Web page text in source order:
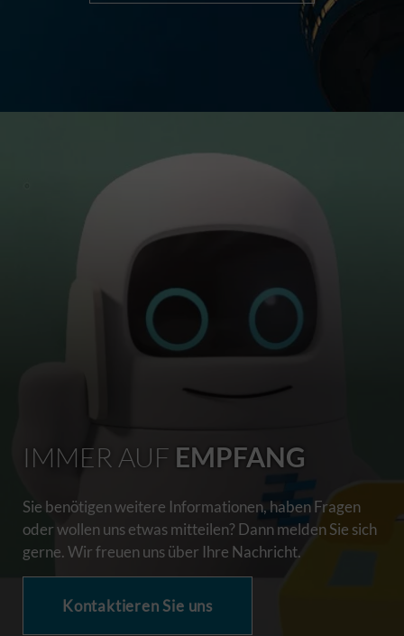
IMMER AUF EMPFANG
Sie benötigen weitere Informationen, haben Fragen
oder wollen uns etwas mitteilen? Dann melden Sie sich
gerne. Wir freuen uns über Ihre Nachricht.
Kontaktieren Sie uns